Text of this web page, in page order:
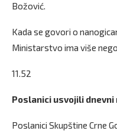
Božović.
Kada se govori o
Ministarstvo ima više
11.52
Poslanici usvojili dnevni
Poslanici Skupštine Crne